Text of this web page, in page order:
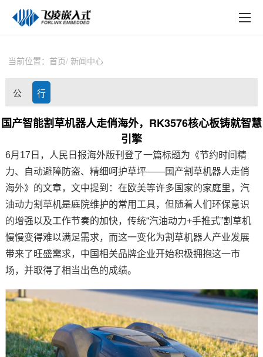
技术与支持
在线文档
方案定制
关于飞凌
天猫商城
淘宝商城
新闻中心
在线购买
当前位置： 首页 新闻中心
公
司
态
行
业
讯
国产智能割草机器人走俏海外，RK3576核心板铸就智慧
引擎
6月17日，人民日报海外版刊登了一篇标题为《节约时间精
力、自动避障防盗、精细呵护草坪——国产割草机器人走俏
海外》的文章，文中提到：在欧美等许多国家的家庭里，汽
油动力割草机是庭院维护的常用工具，但随着人们环保意识
的增强以及工作节奏的加快，传统“汽油动力+手推式”割草机
慢慢变得难以满足需求，而这一变化为割草机器人产业发展
带来了旺盛需求，中国相关品牌企业开始积极拥抱这一市
场，并取得了相当出色的成绩。